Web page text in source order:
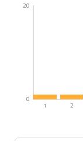
1 2
20
0